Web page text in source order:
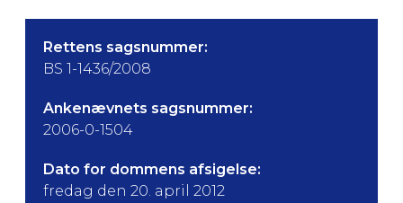
Rettens sagsnummer:
BS 1-1436/2008
Ankenævnets sagsnummer:
2006-0-1504
Dato for dommens afsigelse:
fredag den 20. april 2012